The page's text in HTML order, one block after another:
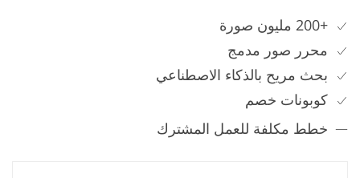
+200 مليون صورة
محرر صور مدمج
بحث مريح بالذكاء الاصطناعي
كوبونات خصم
خطط مكلفة للعمل المشترك